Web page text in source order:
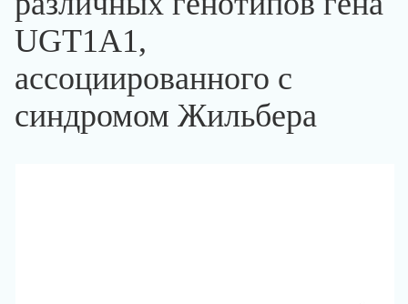
UGT1A1,
ассоциированного с
синдромом Жильбера